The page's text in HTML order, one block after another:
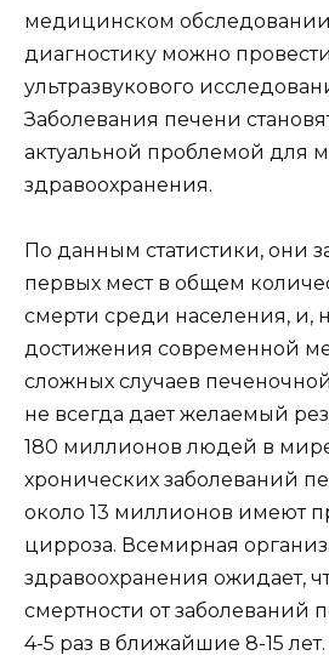
медицинском
диагностику можно
ультразвукового
Заболевания печени
актуальной проблемой для
здравоохранения.
По данным статистики, они
первых мест в общем
смерти среди населения, и,
достижения современной
сложных случаев
не всегда дает желаемый
180 миллионов людей в
хронических заболеваний
около 13 миллионов имеют
цирроза. Всемирная
здравоохранения ожидает,
смертности от заболеваний
4-5 раз в ближайшие 8-15 лет.